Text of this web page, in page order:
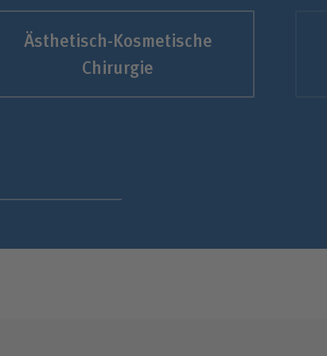
Ästhetisch-Kosmetische
Chirurgie